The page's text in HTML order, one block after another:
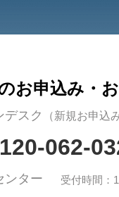
お申込み・
デスク （新規お申込
062-
ンター 受付時間：